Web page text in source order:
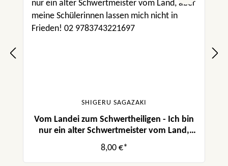
SHIGERU SAGAZAKI
Vom Landei zum Schwertheiligen - Ich bin
nur ein alter Schwertmeister vom Land,
aber meine Schülerinnen lassen mich nicht
in Frieden! 02
8,00 €*